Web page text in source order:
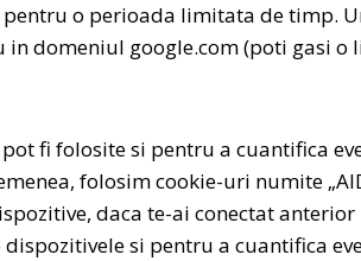
o perioada limitata de timp.
in domeniul google.com (poti gasi
fi folosite si pentru a cuantifica
folosim cookie-uri numite
daca te-ai conectat
si pentru a cuantifica